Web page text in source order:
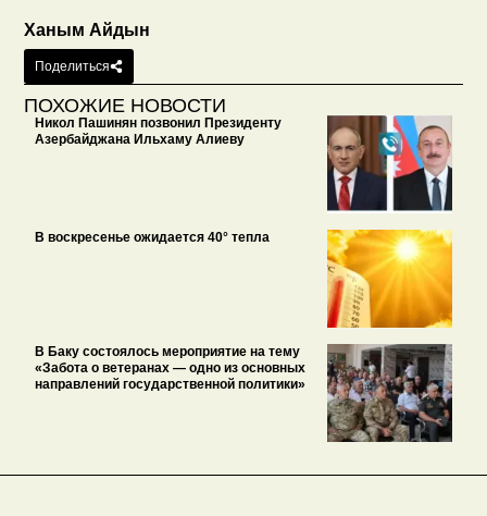
Ханым Айдын
Поделиться
ПОХОЖИЕ НОВОСТИ
Никол Пашинян позвонил Президенту
Азербайджана Ильхаму Алиеву
В воскресенье ожидается 40° тепла
В Баку состоялось мероприятие на тему
«Забота о ветеранах — одно из основных
направлений государственной политики»